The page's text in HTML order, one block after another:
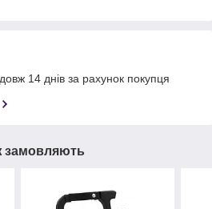
14 днів за рахунок покупця
замовляють